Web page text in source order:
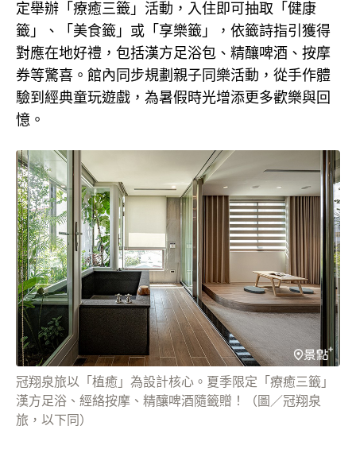
定舉辦「療癒三籤」活動，入住即可抽取「健康
籤」、「美食籤」或「享樂籤」，依籤詩指引獲得
對應在地好禮，包括漢方足浴包、精釀啤酒、按摩
券等驚喜。館內同步規劃親子同樂活動，從手作體
驗到經典童玩遊戲，為暑假時光增添更多歡樂與回
憶。
冠翔泉旅以「植癒」為設計核心。夏季限定「療癒三籤」
漢方足浴、經絡按摩、精釀啤酒隨籤贈！（圖／冠翔泉
旅，以下同）